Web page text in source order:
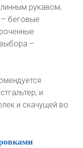
рукавом,
– беговые
–
и
и скачущей во